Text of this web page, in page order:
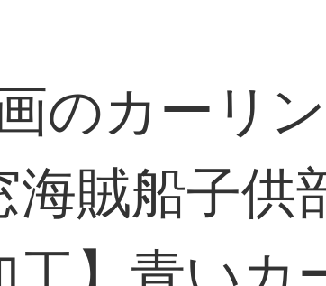
のカーリ
賊船子供
】青いカ